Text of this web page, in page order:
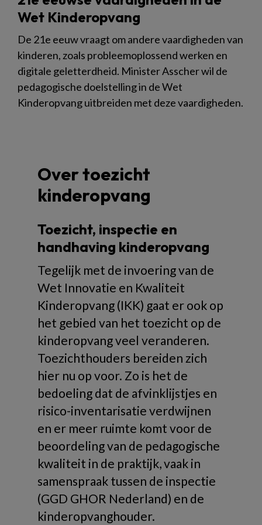
Wet Kinderopvang
De 21e eeuw vraagt om andere vaardigheden van
kinderen, zoals probleemoplossend werken en
digitale geletterdheid. Minister Asscher wil de
pedagogische doelstelling in de Wet
Kinderopvang uitbreiden met deze vaardigheden.
Over toezicht
kinderopvang
Toezicht, inspectie en
handhaving kinderopvang
Tegelijk met de invoering van de
Wet Innovatie en Kwaliteit
Kinderopvang (IKK) gaat er ook op
het gebied van het toezicht op de
kinderopvang veel veranderen.
Toezichthouders bereiden zich
hier nu op voor. Zo is het de
bedoeling dat de afvinklijstjes en
risico-inventarisatie verdwijnen
en er meer ruimte komt voor de
beoordeling van de pedagogische
kwaliteit in de praktijk, vaak in
samenspraak tussen de inspectie
(GGD GHOR Nederland) en de
kinderopvanghouder.